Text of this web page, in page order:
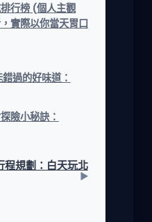
行榜 (個人主觀
實際以你當天胃口
過的好味道：
險小秘訣：
程規劃：白天玩北